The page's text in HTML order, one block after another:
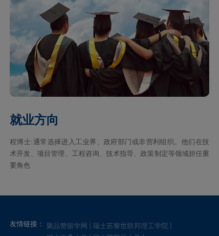
就业方向
程博士:通常选择进入工业界、政府部门或非营利组织。他们在技
术开发、项目管理、工程咨询、技术指导、政策制定等领域担任重
要角色
友情链接： 聚品赞留学网
瑞士苏黎世联邦理工学院